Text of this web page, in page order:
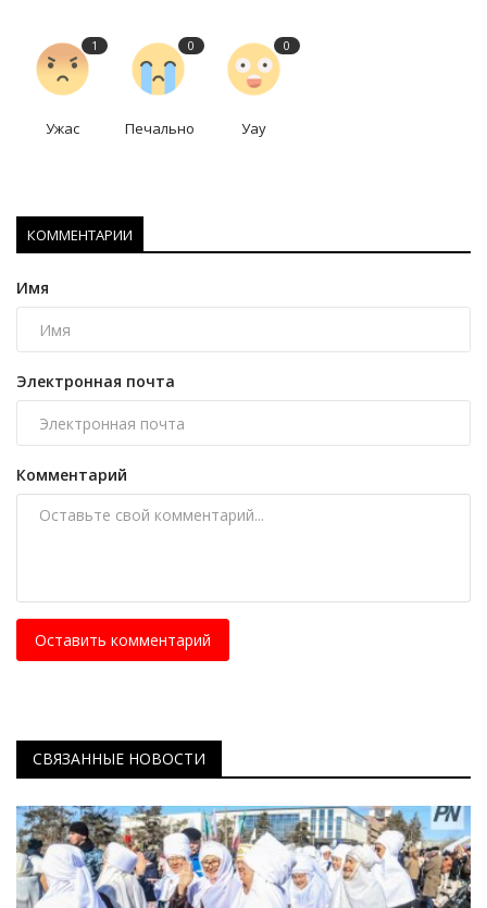
1
Ужас
0
Печально
0
Уау
КОММЕНТАРИИ
Имя
Электронная почта
Комментарий
Оставить комментарий
СВЯЗАННЫЕ НОВОСТИ